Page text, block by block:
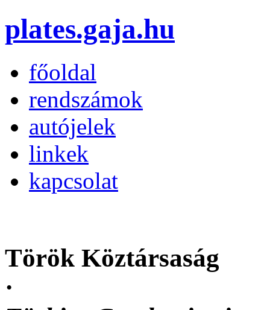
plates.gaja.hu
főoldal
rendszámok
autójelek
linkek
kapcsolat
Török Köztársaság
·